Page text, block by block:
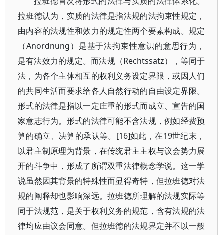
拉班德认为，实质的法律是指法规的法拘束性规定，
由内容的法规性和效力的规定性两个要素构成。规定
（Anordnung）是基于法拘束性意识的意思行为，
是有法效力的规定。而法规（Rechtssatz），等同于
法，为各个主体相互的权利义务设定界限，或因人们
的共同生活而要求给各人自然行动的自由设定界限。
形式的法律是指以一定庄重的形式而成立、宣告的国
家意志行为。形式的法律可能不含法规，例如经费预
算的确立、决算的承认等。[16]如此，在19世纪末，
以君主制原理为背景，在传统君主主权与议会势力展
开的斗争中，形成了所谓双重法律概念学说。这一学
说虽然因其背景的特殊性而显得奇特，但拉班德对法
规的阐释却也影响深远。拉班德所理解的法规实际等
同于法规范，是关于权利义务的规范，含有法规的法
律均应由议会同意。但拉班德的法规界定并不以一般